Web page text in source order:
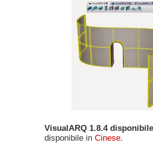
VisualARQ 1.8.4 disponibile
disponibile in Cinese.